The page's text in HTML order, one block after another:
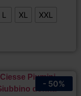
L XL XXL
- 50%